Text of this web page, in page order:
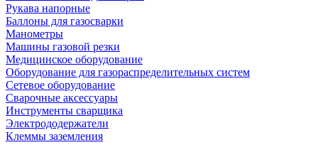
Рукава напорные
Баллоны для газосварки
Манометры
Машины газовой резки
Медицинское оборудование
Оборудование для газораспределительных систем
Сетевое оборудование
Сварочные аксессуары
Инструменты сварщика
Электрододержатели
Клеммы заземления